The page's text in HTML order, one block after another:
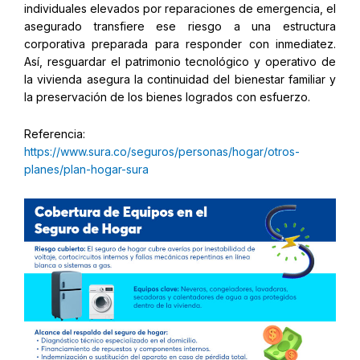
individuales elevados por reparaciones de emergencia, el
asegurado transfiere ese riesgo a una estructura
corporativa preparada para responder con inmediatez.
Así, resguardar el patrimonio tecnológico y operativo de
la vivienda asegura la continuidad del bienestar familiar y
la preservación de los bienes logrados con esfuerzo.
Referencia:
https://www.sura.co/seguros/personas/hogar/otros-
planes/plan-hogar-sura